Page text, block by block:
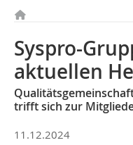
Syspro-
aktuellen
trifft sich zur
11.12.2024